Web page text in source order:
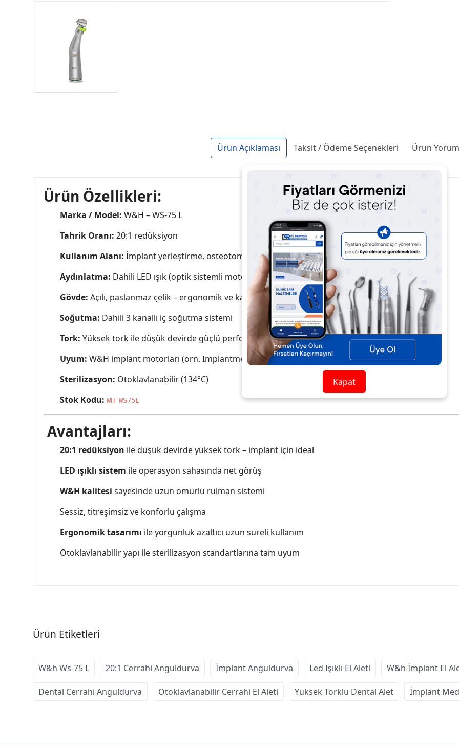
Ürün Açıklaması Taksit / Ödeme Seçenekleri Ürün
Ürün Özellikleri:
Marka / Model: W&H – WS-75 L
Tahrik Oranı: 20:1 redüksiyon
Kullanım Alanı: İmplant yerleştirme, osteotomi, kemik preparasyonu
Aydınlatma: Dahili LED ışık (optik sistemli motorlarla uyumlu)
Gövde: Açılı, paslanmaz çelik – ergonomik ve kaymaz yüzey
Soğutma: Dahili 3 kanallı iç soğutma sistemi
Tork: Yüksek tork ile düşük devirde güçlü performans
Uyum: W&H implant motorları (örn. Implantmed) ile tam uyumlu
Sterilizasyon: Otoklavlanabilir (134°C)
Stok Kodu: WH-WS75L
Avantajları:
20:1 redüksiyon ile düşük devirde yüksek tork – implant için ideal
LED ışıklı sistem ile operasyon sahasında net görüş
W&H kalitesi sayesinde uzun ömürlü rulman sistemi
Sessiz, titreşimsiz ve konforlu çalışma
Ergonomik tasarımı ile yorgunluk azaltıcı uzun süreli kullanım
Otoklavlanabilir yapı ile sterilizasyon standartlarına tam uyum
Ürün Etiketleri
W&h Ws-75 L 20:1 Cerrahi Anguldurva İmplant Anguldurva Led Işıklı El Aleti W&h İmplant El
Dental Cerrahi Anguldurva Otoklavlanabilir Cerrahi El Aleti Yüksek Torklu Dental Alet İmplant
Kapat